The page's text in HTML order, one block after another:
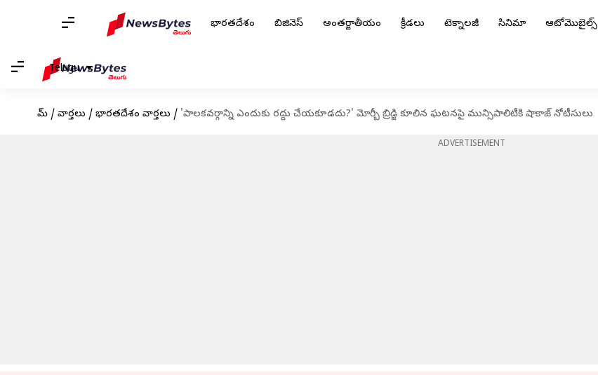
భారతదేశం బిజినెస్ అంతర్జాతీయం క్రీడలు టెక్నాలజీ సినిమా ఆటోమొబైల్స్
Telugu
హోమ్ / వార్తలు / భారతదేశం వార్తలు / 'పాలకవర్గాన్ని ఎందుకు రద్దు చేయకూడదు?' మోర్బీ బ్రిడ్జి కూలిన ఘటనపై మున్సిపాలిటీకి షాకాజ్ నోటీసులు
ADVERTISEMENT